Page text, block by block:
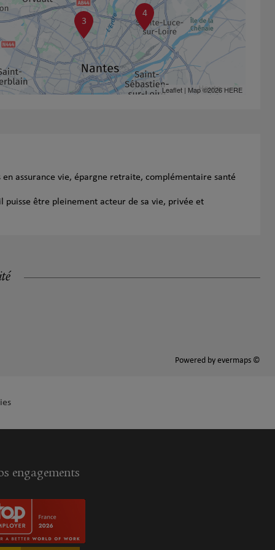
4
3
Leaflet| Map ©2026 HERE
en assurance vie, épargne retraite, complémentaire santé
être pleinement acteur de sa vie, privée et
Powered by evermaps ©
engagements